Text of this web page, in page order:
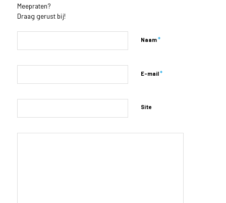
Meepraten?
Draag gerust bij!
Naam*
E-mail*
Site